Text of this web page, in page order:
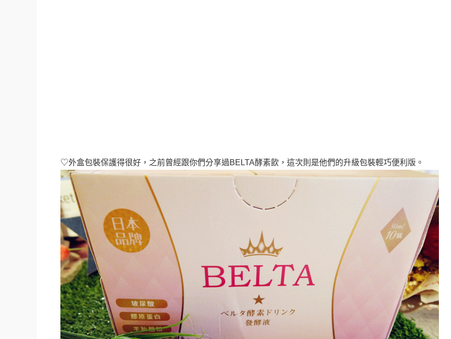
♡外盒包裝保護得很好，之前曾經跟你們分享過BELTA酵素飲，這次則是他們的升級包裝輕巧便利版。